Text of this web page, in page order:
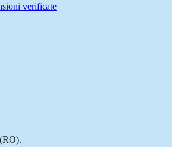
verificate